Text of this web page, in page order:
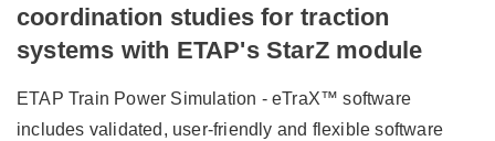
coordination studies for traction
systems with ETAP's StarZ module
ETAP Train Power Simulation - eTraX™ software
includes validated, user-friendly and flexible software